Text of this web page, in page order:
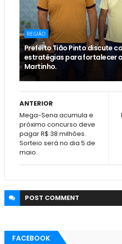
REGIÃO
Prefeito Tião Pinto discute
estratégias para fortalecer
Martinho.
ANTERIOR
Mega-Sena acumula e
próximo concurso deve
pagar R$ 38 milhões.
Sorteio será no dia 5 de
maio.
POST COMMENT
FACEBOOK